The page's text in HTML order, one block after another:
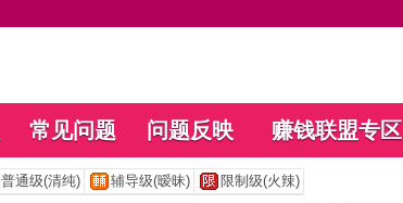
常见问题 问题反映 赚钱联盟专区
普通级(清纯) 辅导级(暧昧) 限制级(火辣)